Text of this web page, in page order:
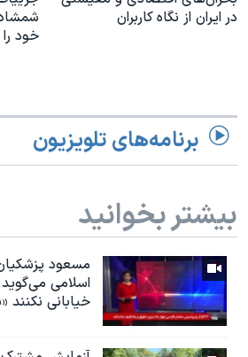
در ایران از نگاه کاربران
خود
برنامه‌های تلویزیون
بیشتر بخوانید
مسعود
اسلامی
خیابانی